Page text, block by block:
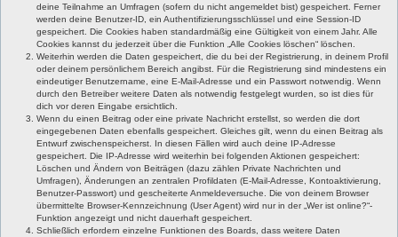
deine Teilnahme an Umfragen (sofern du nicht angemeldet bist) gespeichert. Ferner
werden deine Benutzer-ID, ein Authentifizierungsschlüssel und eine Session-ID
gespeichert. Die Cookies haben standardmäßig eine Gültigkeit von einem Jahr. Alle
Cookies kannst du jederzeit über die Funktion „Alle Cookies löschen“ löschen.
Weiterhin werden die Daten gespeichert, die du bei der Registrierung, in deinem Profil
oder deinem persönlichem Bereich angibst. Für die Registrierung sind mindestens ein
eindeutiger Benutzername, eine E-Mail-Adresse und ein Passwort notwendig. Wenn
durch den Betreiber weitere Daten als notwendig festgelegt wurden, so ist dies für
dich vor deren Eingabe ersichtlich.
Wenn du einen Beitrag oder eine private Nachricht erstellst, so werden die dort
eingegebenen Daten ebenfalls gespeichert. Gleiches gilt, wenn du einen Beitrag als
Entwurf zwischenspeicherst. In diesen Fällen wird auch deine IP-Adresse
gespeichert. Die IP-Adresse wird weiterhin bei folgenden Aktionen gespeichert:
Löschen und Ändern von Beiträgen (dazu zählen Private Nachrichten und
Umfragen), Änderungen an zentralen Profildaten (E-Mail-Adresse, Kontoaktivierung,
Benutzer-Passwort) und gescheiterte Anmeldeversuche. Die von deinem Browser
übermittelte Browser-Kennzeichnung (User Agent) wird nur in der „Wer ist online?“-
Funktion angezeigt und nicht dauerhaft gespeichert.
Schließlich erfordern einzelne Funktionen des Boards, dass weitere Daten